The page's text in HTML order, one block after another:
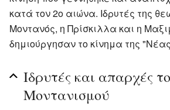
κατά τον 2ο αιώνα. Ιδρυτές της
Μοντανός, η Πρίσκιλλα και η
δημιούργησαν το κίνημα της
Ιδρυτές και απαρχές
Μοντανισμού